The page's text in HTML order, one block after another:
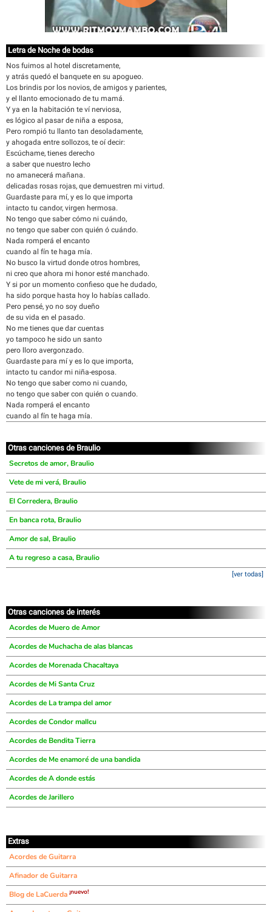
Letra de Noche de bodas
Nos fuimos al hotel discretamente,
y atrás quedó el banquete en su apogueo.
Los brindis por los novios, de amigos y parientes,
y el llanto emocionado de tu mamá.
Y ya en la habitación te ví nerviosa,
es lógico al pasar de niña a esposa,
Pero rompió tu llanto tan desoladamente,
y ahogada entre sollozos, te oí decir:
Escúchame, tienes derecho
a saber que nuestro lecho
no amanecerá mañana.
delicadas rosas rojas, que demuestren mi virtud.
Guardaste para mí, y es lo que importa
intacto tu candor, virgen hermosa.
No tengo que saber cómo ni cuándo,
no tengo que saber con quién ó cuándo.
Nada romperá el encanto
cuando al fín te haga mía.
No busco la virtud donde otros hombres,
ni creo que ahora mi honor esté manchado.
Y si por un momento confieso que he dudado,
ha sido porque hasta hoy lo habías callado.
Pero pensé, yo no soy dueño
de su vida en el pasado.
No me tienes que dar cuentas
yo tampoco he sido un santo
pero lloro avergonzado.
Guardaste para mí y es lo que importa,
intacto tu candor mi niña-esposa.
No tengo que saber como ni cuando,
no tengo que saber con quién o cuando.
Nada romperá el encanto
cuando al fín te haga mía.
Otras canciones de Braulio
Secretos de amor, Braulio
Vete de mi verá, Braulio
El Corredera, Braulio
En banca rota, Braulio
Amor de sal, Braulio
A tu regreso a casa, Braulio
[ver todas]
Otras canciones de interés
Acordes de Muero de Amor
Acordes de Muchacha de alas blancas
Acordes de Morenada Chacaltaya
Acordes de Mi Santa Cruz
Acordes de La trampa del amor
Acordes de Condor mallcu
Acordes de Bendita Tierra
Acordes de Me enamoré de una bandida
Acordes de A donde estás
Acordes de Jarillero
Extras
Acordes de Guitarra
Afinador de Guitarra
Blog de LaCuerda ¡nuevo!